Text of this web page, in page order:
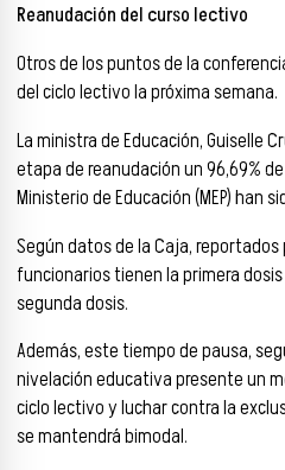
Reanudación del curso lectivo
Otros de los puntos de la
del ciclo lectivo la próxima semana.
La ministra de Educación, Guiselle
etapa de reanudación un 96,69%
Ministerio de Educación (MEP) han
Según datos de la Caja, reportados
funcionarios tienen la primera
segunda dosis.
Además, este tiempo de pausa,
nivelación educativa presente un
ciclo lectivo y luchar contra la
se mantendrá bimodal.